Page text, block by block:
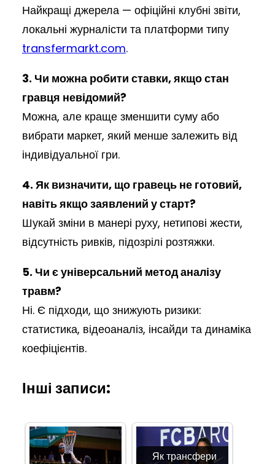
Найкращі джерела — офіційні клубні звіти,
локальні журналісти та платформи типу
transfermarkt.com.
3. Чи можна робити ставки, якщо стан
гравця невідомий?
Можна, але краще зменшити суму або
вибрати маркет, який менше залежить від
індивідуальної гри.
4. Як визначити, що гравець не готовий,
навіть якщо заявлений у старт?
Шукай зміни в манері руху, нетипові жести,
відсутність ривків, підозрілі розтяжки.
5. Чи є універсальний метод аналізу
травм?
Ні. Є підходи, що знижують ризики:
статистика, відеоаналіз, інсайди та динаміка
коефіцієнтів.
Інші записи:
Як трансфери